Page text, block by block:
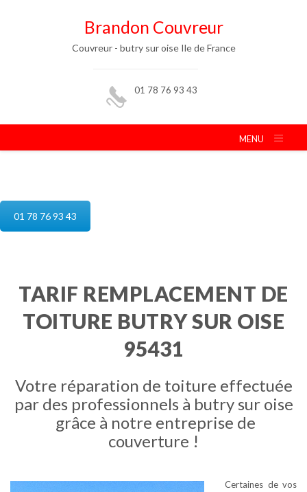
Brandon Couvreur
Couvreur - butry sur oise Ile de France
01 78 76 93 43
MENU
01 78 76 93 43
TARIF REMPLACEMENT DE
TOITURE BUTRY SUR OISE
95431
Votre réparation de toiture effectuée
par des professionnels à butry sur oise
grâce à notre entreprise de
couverture !
Certaines de vos